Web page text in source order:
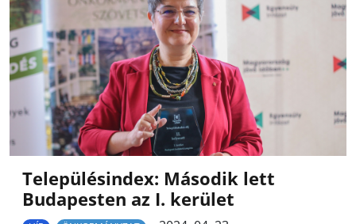
Településindex: Második lett
Budapesten az I. kerület